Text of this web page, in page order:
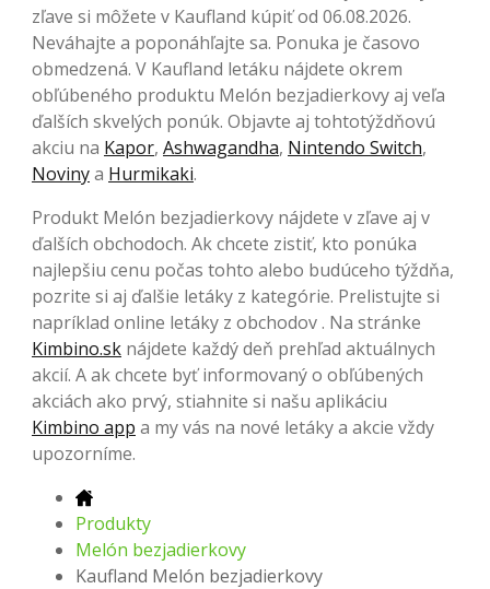
zľave si môžete v Kaufland kúpiť od 06.08.2026.
Neváhajte a poponáhľajte sa. Ponuka je časovo
obmedzená. V Kaufland letáku nájdete okrem
obľúbeného produktu Melón bezjadierkovy aj veľa
ďalších skvelých ponúk. Objavte aj tohtotýždňovú
akciu na Kapor, Ashwagandha, Nintendo Switch,
Novinya Hurmikaki.
Produkt Melón bezjadierkovy nájdete v zľave aj v
ďalších obchodoch. Ak chcete zistiť, kto ponúka
najlepšiu cenu počas tohto alebo budúceho týždňa,
pozrite si aj ďalšie letáky z kategórie. Prelistujte si
napríklad online letáky z obchodov . Na stránke
Kimbino.sk nájdete každý deň prehľad aktuálnych
akcií. A ak chcete byť informovaný o obľúbených
akciách ako prvý, stiahnite si našu aplikáciu
Kimbino app a my vás na nové letáky a akcie vždy
upozorníme.
Produkty
Melón bezjadierkovy
Kaufland Melón bezjadierkovy